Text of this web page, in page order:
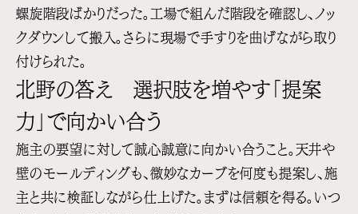
螺旋階段ばかりだった。工場で組んだ階段を確認し、ノッ
クダウンして搬入。さらに現場で手すりを曲げながら取り
付けられた。
北野の答え 選択肢を増やす「提案
力」で向かい合う
施主の要望に対して誠心誠意に向かい合うこと。天井や
壁のモールディングも、微妙なカーブを何度も提案し、施
主と共に検証しながら仕上げた。まずは信頼を得る。いつ